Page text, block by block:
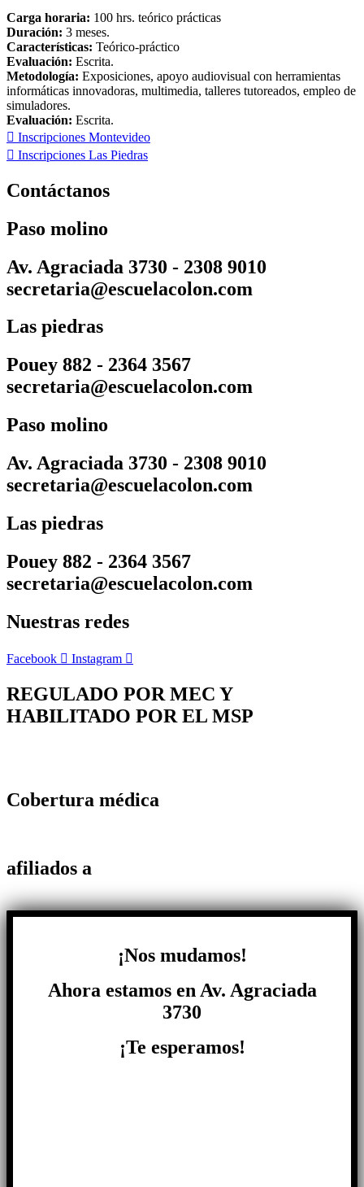
Carga horaria: 100 hrs. teórico prácticas
Duración: 3 meses.
Características: Teórico-práctico
Evaluación: Escrita.
Metodología: Exposiciones, apoyo audiovisual con herramientas
informáticas innovadoras, multimedia, talleres tutoreados, empleo de
simuladores.
Evaluación: Escrita.
Inscripciones Montevideo
Inscripciones Las Piedras
Contáctanos
Paso molino
Av. Agraciada 3730 - 2308 9010
secretaria@escuelacolon.com
Las piedras
Pouey 882 - 2364 3567
secretaria@escuelacolon.com
Paso molino
Av. Agraciada 3730 - 2308 9010
secretaria@escuelacolon.com
Las piedras
Pouey 882 - 2364 3567
secretaria@escuelacolon.com
Nuestras redes
Facebook Instagram
REGULADO POR MEC Y
HABILITADO POR EL MSP
Cobertura médica
afiliados a
¡Nos mudamos!
Ahora estamos en Av. Agraciada
3730
¡Te esperamos!